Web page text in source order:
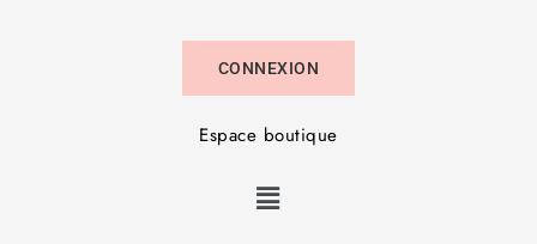
CONNEXION
Espace boutique